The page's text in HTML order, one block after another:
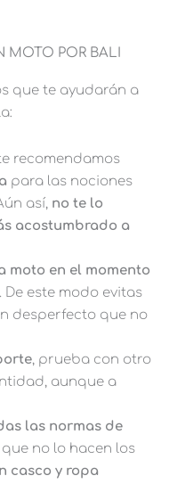
MOTO POR BALI
que te ayudarán a
recomendamos
para las nociones
así, no te lo
acostumbrado a
moto en el momento
. De este modo evitas
desperfecto que no
, prueba con otro
aunque a
las normas de
no lo hacen los
casco y ropa